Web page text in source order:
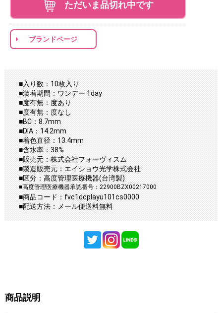
ただいま品切れ中です
ブランドページ
■入り数：10枚入り
■装着期間：ワンデー 1day
■度有無：度あり
■度有無：度なし
■BC：8.7mm
■DIA：14.2mm
■着色直径：13.4mm
■含水率：38%
■販売元：株式会社フォーヴィスム
■製造販売元：エイショウ光学株式会社
■区分：高度管理医療機器(台湾製)
■高度管理医療機器承認番号：22900BZX00217000
■商品コード：fvc1dcplayu101cs0000
■配送方法：メール便送料無料
商品説明